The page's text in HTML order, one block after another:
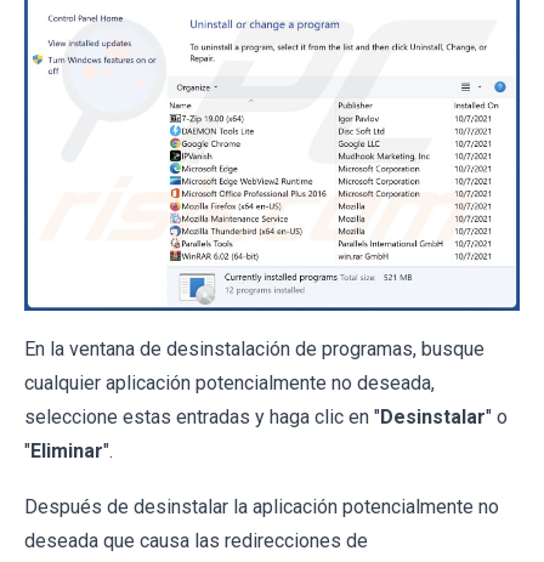
En la ventana de desinstalación de programas, busque
cualquier aplicación potencialmente no deseada,
seleccione estas entradas y haga clic en "Desinstalar" o
"Eliminar".
Después de desinstalar la aplicación potencialmente no
deseada que causa las redirecciones de